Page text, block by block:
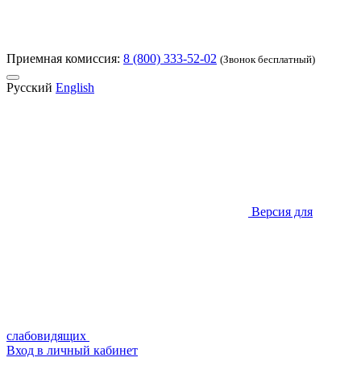
Приемная комиссия: 8 (800) 333-52-02 (Звонок бесплатный)
Русский English
Версия для
слабовидящих
Вход в личный кабинет